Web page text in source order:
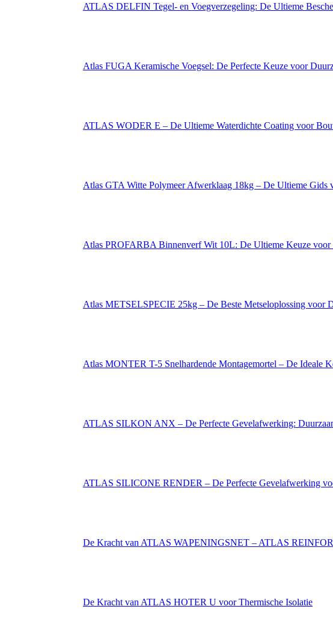
ATLAS DELFIN Tegel- en Voegverzegeling: De Ultieme
Atlas FUGA Keramische Voegsel: De Perfecte Keuze voor
ATLAS WODER E – De Ultieme Waterdichte Coating voor
Atlas GTA Witte Polymeer Afwerklaag 18kg – De Ultieme Gids
Atlas PROFARBA Binnenverf Wit 10L: De Ultieme Keuze voor
Atlas METSELSPECIE 25kg – De Beste Metseloplossing voor
Atlas MONTER T-5 Snelhardende Montagemortel – De Ideale
ATLAS SILKON ANX – De Perfecte Gevelafwerking:
ATLAS SILICONE RENDER – De Perfecte Gevelafwerking
De Kracht van ATLAS WAPENINGSNET – ATLAS
De Kracht van ATLAS HOTER U voor Thermische Isolatie